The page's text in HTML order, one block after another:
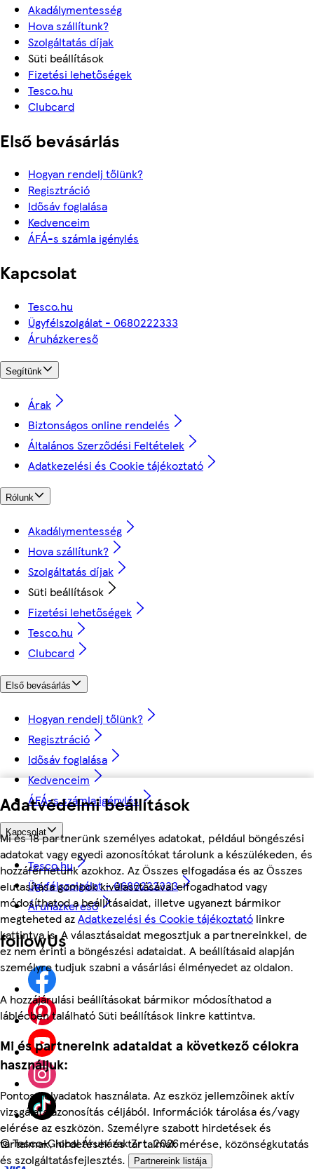
Adatvédelmi beállítások
Mi és 18 partnerünk személyes adatokat, például böngészési
adatokat vagy egyedi azonosítókat tárolunk a készülékeden, és
hozzáférhetünk azokhoz. Az Összes elfogadása és az Összes
elutasítása gombok kiválasztásával elfogadhatod vagy
módosíthatod a beállításaidat, illetve ugyanezt bármikor
megteheted azAdatkezelési és Cookie tájékoztató linkre
kattintva is. A választásaidat megosztjuk a partnereinkkel, de
ez nem érinti a böngészési adataidat. A beállításaid alapján
személyre tudjuk szabni a vásárlási élményedet az oldalon.
A hozzájárulási beállításokat bármikor módosíthatod a
láblécben található Süti beállítások linkre kattintva.
Mi és partnereink adataidat a következő célokra
használjuk:
Pontos helyadatok használata. Az eszköz jellemzőinek aktív
vizsgálata azonosítás céljából. Információk tárolása és/vagy
elérése az eszközön. Személyre szabott hirdetések és
tartalmak, hirdetések és tartalmak mérése, közönségkutatás
és szolgáltatásfejlesztés.
Partnereink listája
Akadálymentesség
Hova szállítunk?
Szolgáltatás díjak
Süti beállítások
Fizetési lehetőségek
Tesco.hu
Clubcard
Első bevásárlás
Hogyan rendelj tőlünk?
Regisztráció
Idősáv foglalása
Kedvenceim
ÁFÁ-s számla igénylés
Kapcsolat
Tesco.hu
Ügyfélszolgálat - 0680222333
Áruházkereső
Segítünk
Árak
Biztonságos online rendelés
Általános Szerződési Feltételek
Adatkezelési és Cookie tájékoztató
Rólunk
Akadálymentesség
Hova szállítunk?
Szolgáltatás díjak
Süti beállítások
Fizetési lehetőségek
Tesco.hu
Clubcard
Első bevásárlás
Hogyan rendelj tőlünk?
Regisztráció
Idősáv foglalása
Kedvenceim
ÁFÁ-s számla igénylés
Kapcsolat
Tesco.hu
Ügyfélszolgálat - 0680222333
Áruházkereső
followUs
©Tesco-Global Áruházak Zrt. 2026